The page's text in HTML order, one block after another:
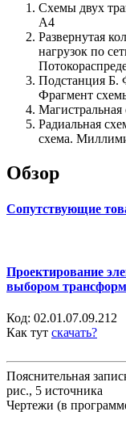
Схемы двух
А4
Развернутая
нагрузок по
Подстанция Б.
Фрагмент
Радиальная
схема.
Обзор
Сопутствующие
Проектирование
выбором
Код: 02.01.07.09.212
Как тут скачать?
Пояснительная
рис., 5 источника
Чертежи (в